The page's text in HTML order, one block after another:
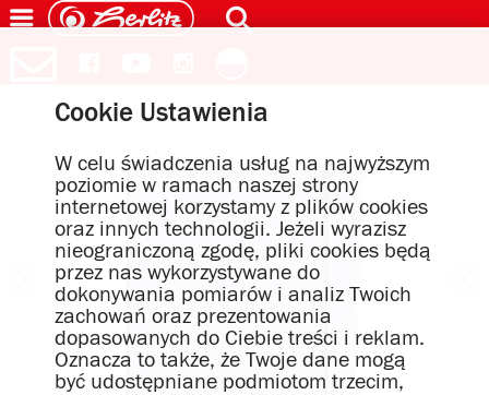
Cookie Ustawienia
W celu świadczenia usług na najwyższym
poziomie w ramach naszej strony
internetowej korzystamy z plików cookies
oraz innych technologii. Jeżeli wyrazisz
nieograniczoną zgodę, pliki cookies będą
przez nas wykorzystywane do
dokonywania pomiarów i analiz Twoich
zachowań oraz prezentowania
dopasowanych do Ciebie treści i reklam.
Oznacza to także, że Twoje dane mogą
być udostępniane podmiotom trzecim,